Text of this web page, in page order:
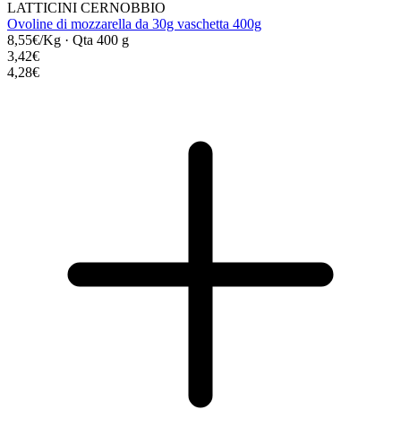
LATTICINI CERNOBBIO
Ovoline di mozzarella da 30g vaschetta 400g
8,55€/Kg · Qta 400 g
3,42€
4,28€